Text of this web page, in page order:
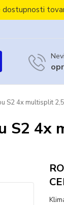
S2 4x multisplit
S2